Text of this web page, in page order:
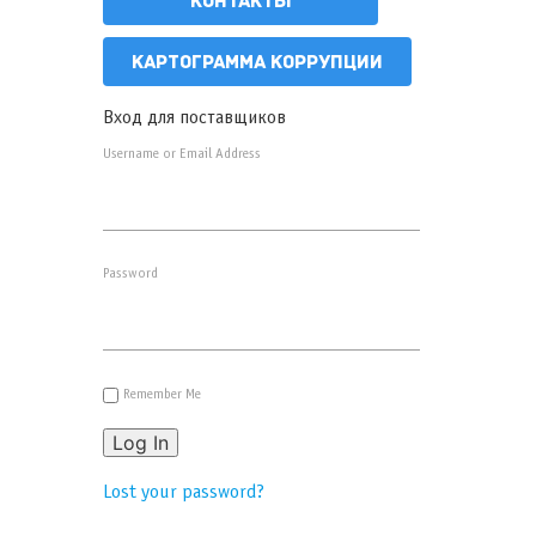
КАРТОГРАММА КОРРУПЦИИ
Вход для поставщиков
Username or Email Address
Password
Remember Me
Log In
Lost your password?